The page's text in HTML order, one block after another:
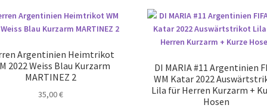
Argentinien Heimtrikot
2022 Weiss Blau Kurzarm
MARTINEZ 2
35,00€
DI MARIA #11 Argentinien
WM Katar 2022
Lila für Herren Kurzarm +
Hosen